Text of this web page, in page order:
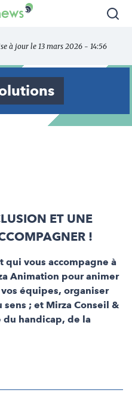
à jour le 13 mars 2026 - 14:56
ET UNE
!
qui vous accompagne à
Animation pour animer
équipes, organiser
; et Mirza Conseil &
du handicap, de la